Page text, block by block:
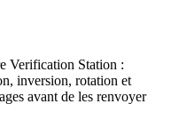
Verification Station :
inversion, rotation et
avant de les renvoyer